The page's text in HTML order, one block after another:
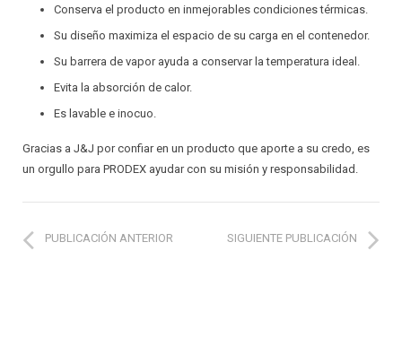
Conserva el producto en inmejorables condiciones térmicas.
Su diseño maximiza el espacio de su carga en el contenedor.
Su barrera de vapor ayuda a conservar la temperatura ideal.
Evita la absorción de calor.
Es lavable e inocuo.
Gracias a J&J por confiar en un producto que aporte a su credo, es
un orgullo para PRODEX ayudar con su misión y responsabilidad.
PUBLICACIÓN ANTERIOR SIGUIENTE PUBLICACIÓN